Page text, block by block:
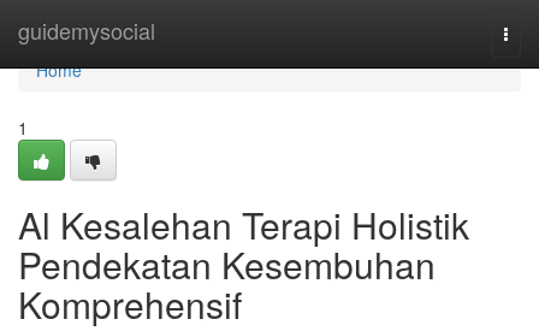
guidemysocial
Home
Home
1
Al Kesalehan Terapi Holistik
Pendekatan Kesembuhan
Komprehensif